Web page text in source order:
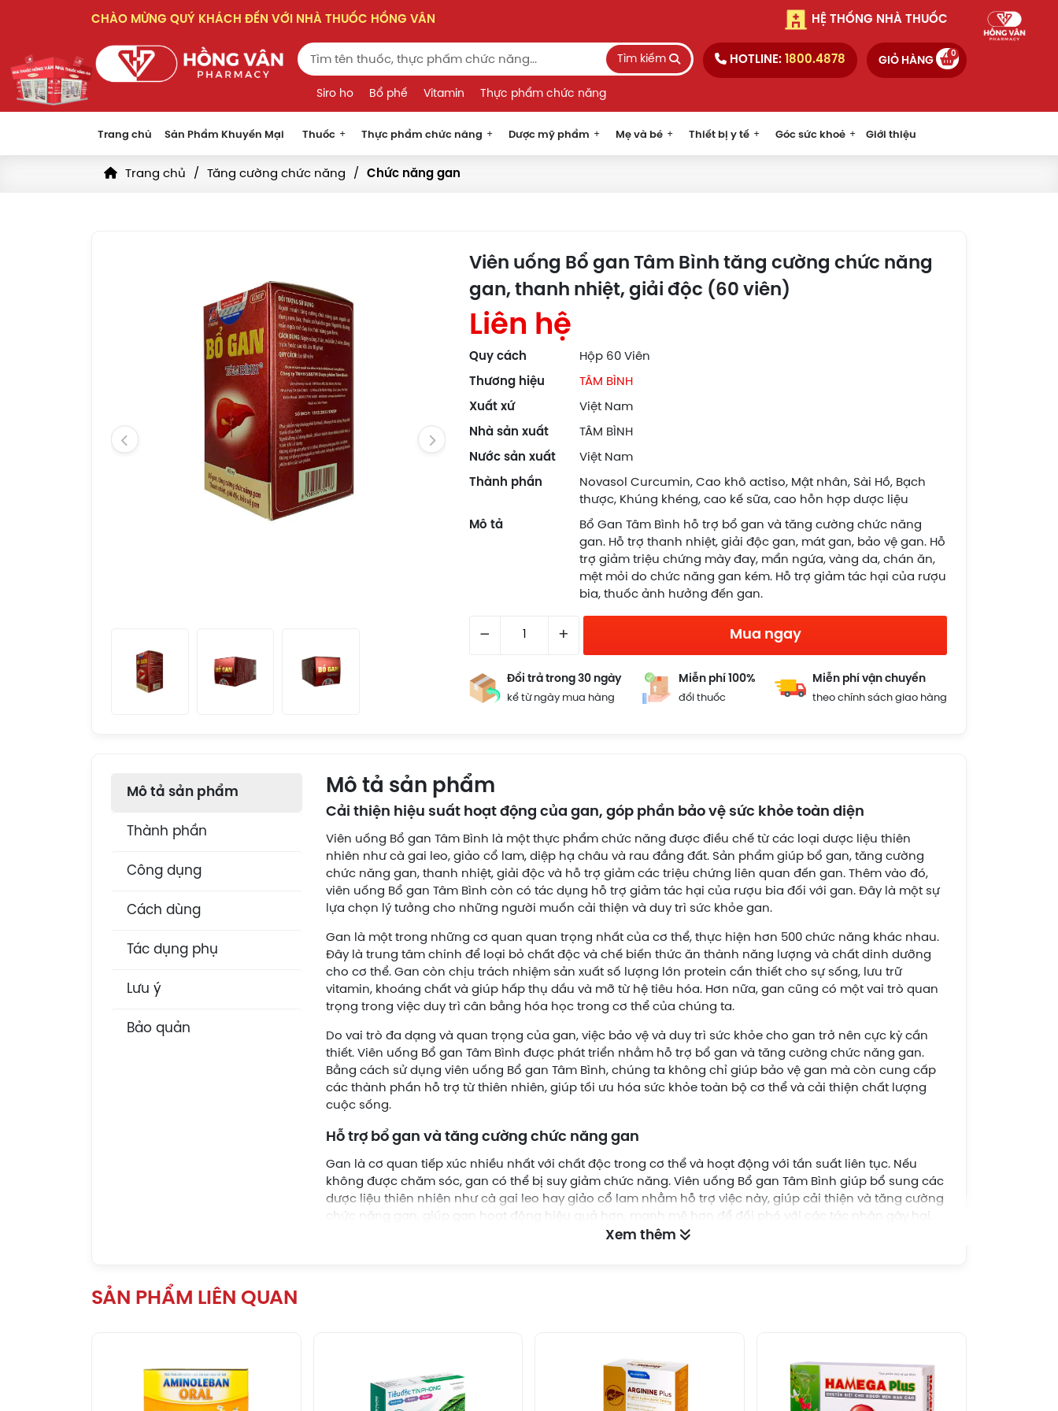
CHÀO MỪNG QUÝ KHÁCH ĐẾN VỚI NHÀ THUỐC HỒNG VÂN HỆ THỐNG NHÀ THUỐC
Tìm kiếm
Siro ho Bổ phế Vitamin Thực phẩm chức năng
HOTLINE: 1800.4878 GIỎ HÀNG
0
Trang chủ Sản Phẩm Khuyến Mại Thuốc Thực phẩm chức năng Dược mỹ phẩm Mẹ và bé Thiết bị y tế Góc sức khoẻ Giới thiệu
Trang chủ Tăng cường chức năng Chức năng gan
Viên uống Bổ gan Tâm Bình tăng cường chức năng
gan, thanh nhiệt, giải độc (60 viên)
Liên hệ
Quy cách
Hộp 60 Viên
Thương hiệu
TÂM BÌNH
Xuất xứ
Việt Nam
Nhà sản xuất
TÂM BÌNH
Nước sản xuất
Việt Nam
Thành phần
Novasol Curcumin, Cao khô actiso, Mật nhân, Sài Hồ, Bạch
thược, Khúng khéng, cao kế sữa, cao hỗn hợp dược liệu
Mô tả
Bổ Gan Tâm Bình hỗ trợ bổ gan và tăng cường chức năng
gan. Hỗ trợ thanh nhiệt, giải độc gan, mát gan, bảo vệ gan. Hỗ
trợ giảm triệu chứng mày đay, mẩn ngứa, vàng da, chán ăn,
mệt mỏi do chức năng gan kém. Hỗ trợ giảm tác hại của rượu
bia, thuốc ảnh hưởng đến gan.
– + Mua ngay
Đổi trả trong 30 ngày
kể từ ngày mua hàng
Miễn phí 100%
đổi thuốc
Miễn phí vận chuyển
theo chính sách giao hàng
Mô tả sản phẩm
Thành phần
Công dụng
Cách dùng
Tác dụng phụ
Lưu ý
Bảo quản
Mô tả sản phẩm
Cải thiện hiệu suất hoạt động của gan, góp phần bảo vệ sức khỏe toàn diện
Viên uống Bổ gan Tâm Bình là một thực phẩm chức năng được điều chế từ các loại dược liệu thiên
nhiên như cà gai leo, giảo cổ lam, diệp hạ châu và rau đắng đất. Sản phẩm giúp bổ gan, tăng cường
chức năng gan, thanh nhiệt, giải độc và hỗ trợ giảm các triệu chứng liên quan đến gan. Thêm vào đó,
viên uống Bổ gan Tâm Bình còn có tác dụng hỗ trợ giảm tác hại của rượu bia đối với gan. Đây là một sự
lựa chọn lý tưởng cho những người muốn cải thiện và duy trì sức khỏe gan.
Gan là một trong những cơ quan quan trọng nhất của cơ thể, thực hiện hơn 500 chức năng khác nhau.
Đây là trung tâm chính để loại bỏ chất độc và chế biến thức ăn thành năng lượng và chất dinh dưỡng
cho cơ thể. Gan còn chịu trách nhiệm sản xuất số lượng lớn protein cần thiết cho sự sống, lưu trữ
vitamin, khoáng chất và giúp hấp thụ dầu và mỡ từ hệ tiêu hóa. Hơn nữa, gan cũng có một vai trò quan
trọng trong việc duy trì cân bằng hóa học trong cơ thể của chúng ta.
Do vai trò đa dạng và quan trọng của gan, việc bảo vệ và duy trì sức khỏe cho gan trở nên cực kỳ cần
thiết. Viên uống Bổ gan Tâm Bình được phát triển nhằm hỗ trợ bổ gan và tăng cường chức năng gan.
Bằng cách sử dụng viên uống Bổ gan Tâm Bình, chúng ta không chỉ giúp bảo vệ gan mà còn cung cấp
các thành phần hỗ trợ từ thiên nhiên, giúp tối ưu hóa sức khỏe toàn bộ cơ thể và cải thiện chất lượng
cuộc sống.
Hỗ trợ bổ gan và tăng cường chức năng gan
Gan là cơ quan tiếp xúc nhiều nhất với chất độc trong cơ thể và hoạt động với tần suất liên tục. Nếu
không được chăm sóc, gan có thể bị suy giảm chức năng. Viên uống Bổ gan Tâm Bình giúp bổ sung các
dược liệu thiên nhiên như cà gai leo hay giảo cổ lam nhằm hỗ trợ việc này, giúp cải thiện và tăng cường
chức năng gan, giúp gan hoạt động hiệu quả hơn, mạnh mẽ hơn để đối phó với các tác nhân gây hại.
Hỗ trợ giảm triệu chứng do chức năng gan kém
Khi gan không hoạt động hiệu quả, người bệnh có thể gặp phải một số triệu chứng như mề đay, mẩn
ngứa, vàng da, chán ăn và mệt mỏi. Bổ Gan Tâm Bình với các thành phần như diệp hạ châu và rau đắng
Xem thêm
SẢN PHẨM LIÊN QUAN